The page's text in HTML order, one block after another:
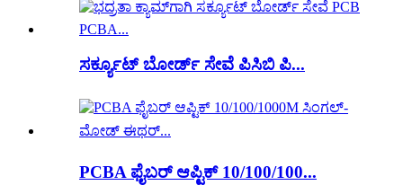
ಸರ್ಕ್ಯೂಟ್ ಬೋರ್ಡ್ ಸೇವೆ ಪಿಸಿಬಿ ಪಿ...
PCBA ಫೈಬರ್ ಆಪ್ಟಿಕ್ 10/100/100...